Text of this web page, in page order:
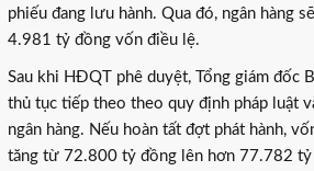
phiếu đang lưu hành. Qua đó, ngân hàng
4.981 tỷ đồng vốn điều lệ.
Sau khi HĐQT phê duyệt, Tổng giám đốc
thủ tục tiếp theo theo quy định pháp luật
ngân hàng. Nếu hoàn tất đợt phát hành,
tăng từ 72.800 tỷ đồng lên hơn 77.782 tỷ